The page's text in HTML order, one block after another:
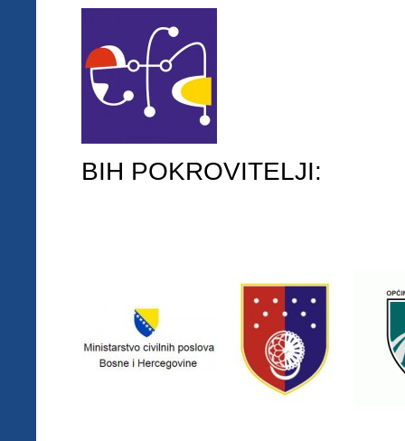
BIH POKROVITELJI: